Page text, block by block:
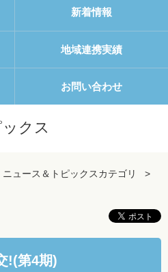
新着情報
地域連携実績
お問い合わせ
クス
ニュース＆トピックスカテゴリ
!(第4期)